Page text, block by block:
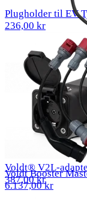
Plugholder til EV
236,00 kr
Voldt® V2L-
387,00 kr
Voldt Booster
6.137,00 kr